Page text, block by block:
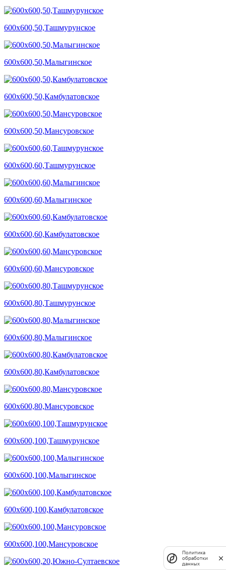
600х600,50,Ташмурунское
600х600,50,Малыгинское
600х600,50,Камбулатовское
600х600,50,Мансуровское
600х600,60,Ташмурунское
600х600,60,Малыгинское
600х600,60,Камбулатовское
600х600,60,Мансуровское
600х600,80,Ташмурунское
600х600,80,Малыгинское
600х600,80,Камбулатовское
600х600,80,Мансуровское
600х600,100,Ташмурунское
600х600,100,Малыгинское
600х600,100,Камбулатовское
600х600,100,Мансуровское
Политика
обработки
данных